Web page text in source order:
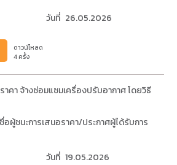
วันที่ 26.05.2026
ดาวน์โหลด
4 ครั้ง
าคา จ้างซ่อมแซมเครื่องปรับอากาศ โดยวิธี
อผู้ชนะการเสนอราคา/ประกาศผู้ได้รับการ
วันที่ 19.05.2026